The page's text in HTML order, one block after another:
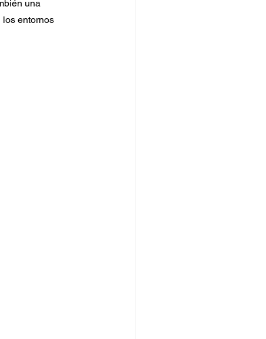
una
los entornos